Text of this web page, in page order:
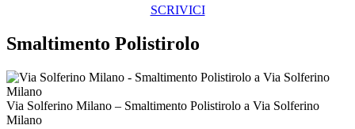
SCRIVICI
Smaltimento Polistirolo
Via Solferino Milano – Smaltimento Polistirolo a Via Solferino
Milano